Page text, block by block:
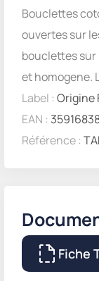
Bouclettes
ouvertes sur
bouclettes
et homogene.
Label : Origine
EAN :
Référence :
Fiche